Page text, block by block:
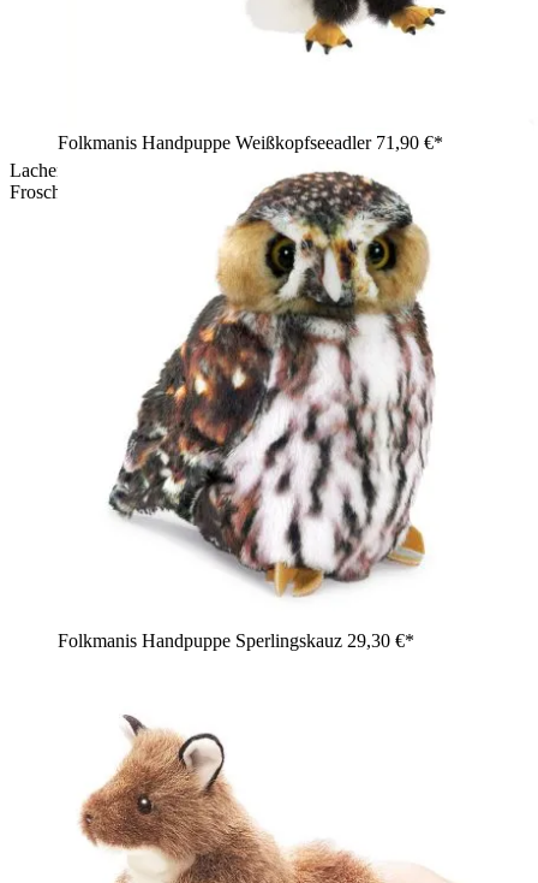
Lachendes Kind hält die Folkmanis Handpuppe Metamorphose
Frosch in Grün mit herausgestreckter Zunge in die Höhe.
Folkmanis Handpuppe Weißkopfseeadler 71,90 €*
Folkmanis Handpuppe Sperlingskauz 29,30 €*